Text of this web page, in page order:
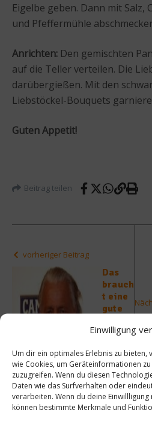
Einwilligung
Um dir ein optimales Erlebnis zu bieten,
wie Cookies, um Geräteinformationen
zuzugreifen. Wenn du diesen
Daten wie das Surfverhalten oder
verarbeiten. Wenn du deine
können bestimmte Merkmale und
Eigelbe geben. Dann mit Salz,
und Pfeffermühle
Anrichten: Den gemischten
auf die Teller verteilen. Die
darübergießen. Mit den
Liebstöckel-Bouquets
Guten Appetit!
Beitrag teilen
vorheriger Beitrag
Das
brauch
t eine
gute
Intervi
Charle
s
Schum
ann
(Teil 2)